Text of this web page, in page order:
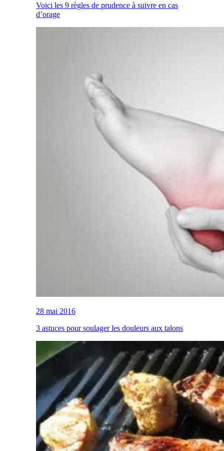
Voici les 9 règles de prudence à suivre en cas
d’orage
28 mai 2016
3 astuces pour soulager les douleurs aux talons